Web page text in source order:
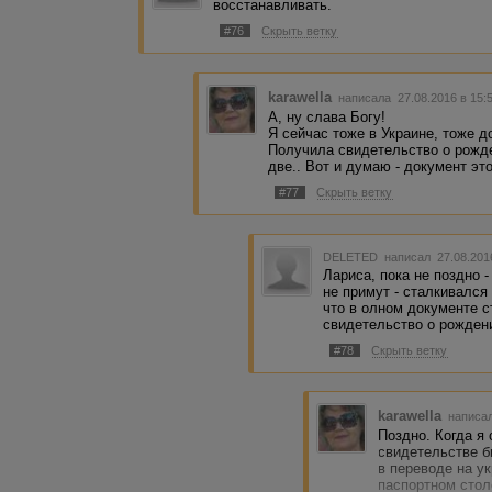
восстанавливать.
#76 Скрыть ветку
karawella написала 27.08.2016 в
А, ну слава Богу!
Я сейчас тоже в Украине, тоже
Получила свидетельство о
две.. Вот и думаю - документ
#77 Скрыть ветку
DELETED написал
Лариса, пока не поздно
не примут -
что в олном документе
свидетельство о
#78 Скрыть ветку
karawella
Поздно. Когда
свидетельстве
в переводе на
паспортном